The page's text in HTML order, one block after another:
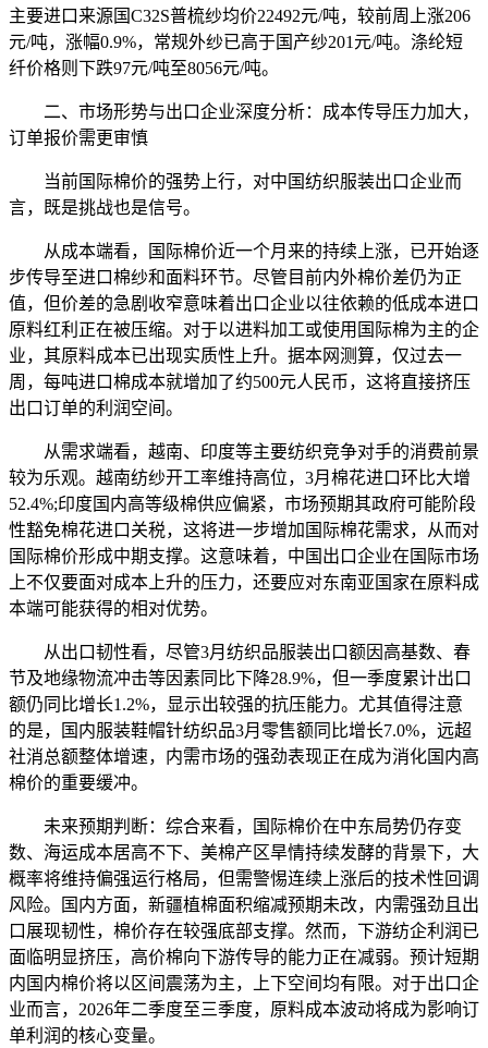
主要进口来源国C32S普梳纱均价22492元/吨，较前周上涨206
元/吨，涨幅0.9%，常规外纱已高于国产纱201元/吨。涤纶短
纤价格则下跌97元/吨至8056元/吨。
二、市场形势与出口企业深度分析：成本传导压力加大，
订单报价需更审慎
当前国际棉价的强势上行，对中国纺织服装出口企业而
言，既是挑战也是信号。
从成本端看，国际棉价近一个月来的持续上涨，已开始逐
步传导至进口棉纱和面料环节。尽管目前内外棉价差仍为正
值，但价差的急剧收窄意味着出口企业以往依赖的低成本进口
原料红利正在被压缩。对于以进料加工或使用国际棉为主的企
业，其原料成本已出现实质性上升。据本网测算，仅过去一
周，每吨进口棉成本就增加了约500元人民币，这将直接挤压
出口订单的利润空间。
从需求端看，越南、印度等主要纺织竞争对手的消费前景
较为乐观。越南纺纱开工率维持高位，3月棉花进口环比大增
52.4%;印度国内高等级棉供应偏紧，市场预期其政府可能阶段
性豁免棉花进口关税，这将进一步增加国际棉花需求，从而对
国际棉价形成中期支撑。这意味着，中国出口企业在国际市场
上不仅要面对成本上升的压力，还要应对东南亚国家在原料成
本端可能获得的相对优势。
从出口韧性看，尽管3月纺织品服装出口额因高基数、春
节及地缘物流冲击等因素同比下降28.9%，但一季度累计出口
额仍同比增长1.2%，显示出较强的抗压能力。尤其值得注意
的是，国内服装鞋帽针纺织品3月零售额同比增长7.0%，远超
社消总额整体增速，内需市场的强劲表现正在成为消化国内高
棉价的重要缓冲。
未来预期判断：综合来看，国际棉价在中东局势仍存变
数、海运成本居高不下、美棉产区旱情持续发酵的背景下，大
概率将维持偏强运行格局，但需警惕连续上涨后的技术性回调
风险。国内方面，新疆植棉面积缩减预期未改，内需强劲且出
口展现韧性，棉价存在较强底部支撑。然而，下游纺企利润已
面临明显挤压，高价棉向下游传导的能力正在减弱。预计短期
内国内棉价将以区间震荡为主，上下空间均有限。对于出口企
业而言，2026年二季度至三季度，原料成本波动将成为影响订
单利润的核心变量。